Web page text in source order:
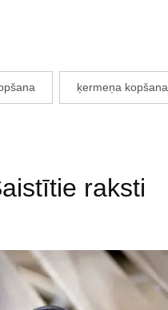
ķermeņa kopšana
raksti